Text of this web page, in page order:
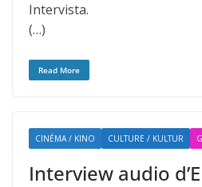
Intervista.
(…)
Read More
CINÉMA / KINO CULTURE / KULTUR
Interview audio